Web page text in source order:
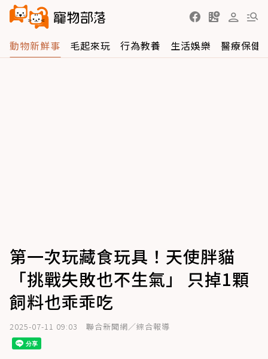
動物新鮮事 毛起來玩 行為教養 生活娛樂 醫療保健
第一次玩藏食玩具！天使胖貓
「挑戰失敗也不生氣」 只掉1顆
飼料也乖乖吃
2025-07-11 09:03 聯合新聞網／綜合報導